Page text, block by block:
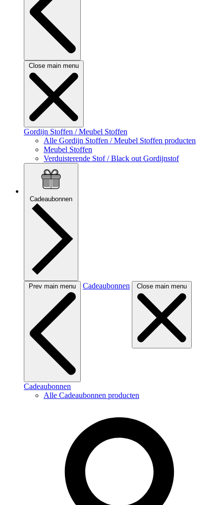
Close main menu
Gordijn Stoffen / Meubel Stoffen
Alle Gordijn Stoffen / Meubel Stoffen producten
Meubel Stoffen
Verduisterende Stof / Black out Gordijnstof
Cadeaubonnen
Prev main menu Cadeaubonnen Close main menu
Cadeaubonnen
Alle Cadeaubonnen producten